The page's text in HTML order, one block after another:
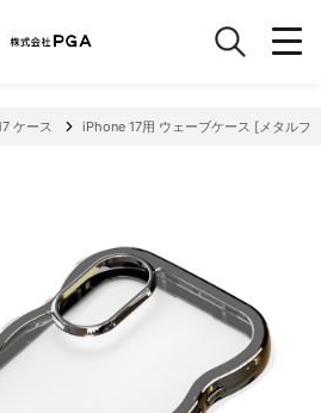
ケース iPhone 17用 ウェーブケース [メタルブ